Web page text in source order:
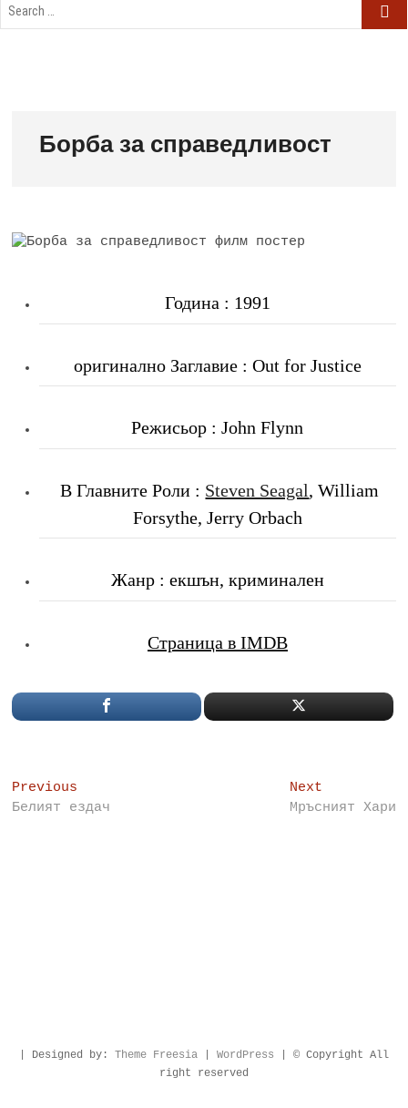
Борба за справедливост
Година : 1991
оригинално Заглавие : Out for Justice
Режисьор : John Flynn
В Главните Роли : Steven Seagal, William
Forsythe, Jerry Orbach
Жанр : екшън, криминален
Страница в IMDB
Post
navigation
Previous
post:
Белият ездач
NextNext
post:
Мръсният Хари
| Designed by: Theme Freesia| WordPress | © Copyright All
right reserved